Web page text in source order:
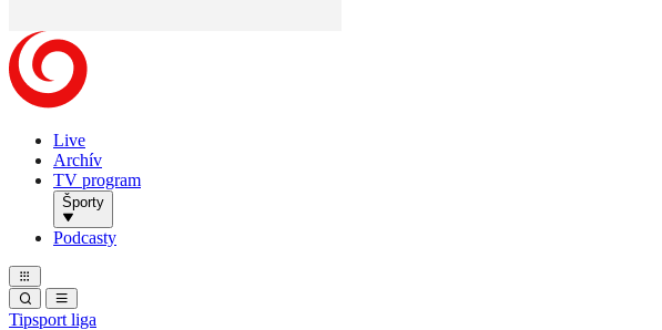
Live
Archív
TV program
Športy
Podcasty
Tipsport liga